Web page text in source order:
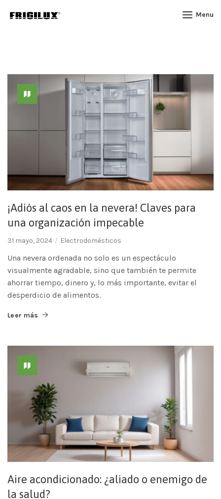
Menu
¡Adiós al caos en la nevera! Claves para
una organización impecable
31 mayo, 2024 Electrodomésticos
Una nevera ordenada no solo es un espectáculo
visualmente agradable, sino que también te permite
ahorrar tiempo, dinero y, lo más importante, evitar el
desperdicio de alimentos.
Leer más
Aire acondicionado: ¿aliado o enemigo de
la salud?